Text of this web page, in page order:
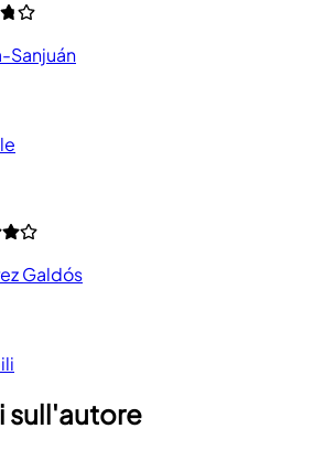
Sanjuán
Galdós
sull'autore